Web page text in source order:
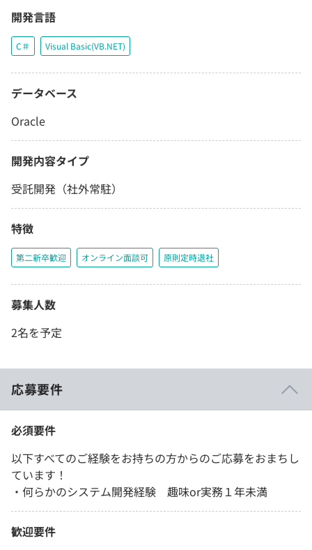
開発言語
C＃ Visual Basic(VB.NET)
データベース
Oracle
開発内容タイプ
受託開発（社外常駐）
特徴
第二新卒歓迎 オンライン面談可 原則定時退社
募集人数
2名を予定
応募要件
必須要件
以下すべてのご経験をお持ちの方からのご応募をおまちし
ています！
・何らかのシステム開発経験 趣味or実務１年未満
歓迎要件